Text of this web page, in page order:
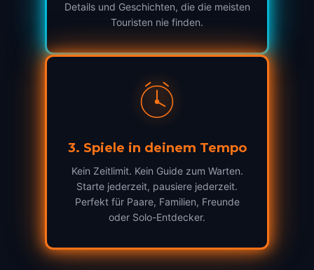
Details und Geschichten, die die meisten
Touristen nie finden.
3. Spiele in deinem Tempo
Kein Zeitlimit. Kein Guide zum Warten.
Starte jederzeit, pausiere jederzeit.
Perfekt für Paare, Familien, Freunde
oder Solo-Entdecker.